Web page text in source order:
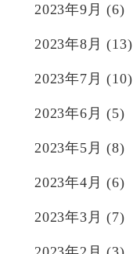
2023年9月 (6)
2023年8月 (13)
2023年7月 (10)
2023年6月 (5)
2023年5月 (8)
2023年4月 (6)
2023年3月 (7)